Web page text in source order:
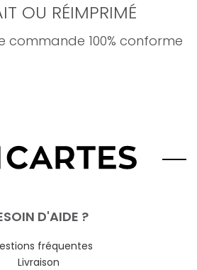
OU RÉIMPRIMÉ
commande 100% conforme
D'AIDE ?
fréquentes
Livraison